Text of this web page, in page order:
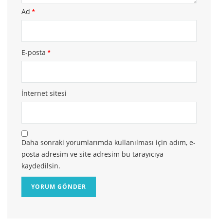
Ad*
E-posta*
İnternet sitesi
Daha sonraki yorumlarımda kullanılması için adım, e-
posta adresim ve site adresim bu tarayıcıya
kaydedilsin.